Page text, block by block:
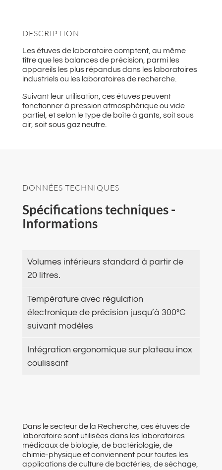
DESCRIPTION
Les étuves de laboratoire comptent, au même
titre que les balances de précision, parmi les
appareils les plus répandus dans les laboratoires
industriels ou les laboratoires de recherche.
Suivant leur utilisation, ces étuves peuvent
fonctionner à pression atmosphérique ou vide
partiel, et selon le type de boîte à gants, soit sous
air, soit sous gaz neutre.
DONNÉES TECHNIQUES
Spécifications techniques -
Informations
Volumes intérieurs standard à partir de
20 litres.
Température avec régulation
électronique de précision jusqu’à 300°C
suivant modèles
Intégration ergonomique sur plateau inox
coulissant
Dans le secteur de la Recherche, ces étuves de
laboratoire sont utilisées dans les laboratoires
médicaux de biologie, de bactériologie, de
chimie-physique et conviennent pour toutes les
applications de culture de bactéries, de séchage,